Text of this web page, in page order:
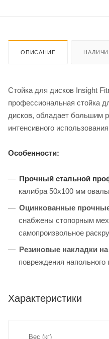
ОПИСАНИЕ
Стойка для дисков Insight
профессиональная стойка
дисков, обладает большим
интенсивного
Особенности:
Прочный стальной
калибра 50х100 мм
Оцинкованные
снабжены стопорным
самопроизвольное
Резиновые накладки
повреждения напольного
Характеристики
Вес (кг)